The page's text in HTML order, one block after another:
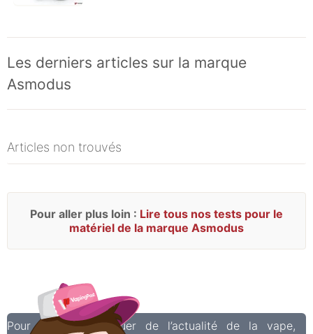
Les derniers articles sur la marque
Asmodus
Articles non trouvés
Pour aller plus loin : Lire tous nos tests pour le
matériel de la marque Asmodus
Pour ne rien manquer de l’actualité de la vape,